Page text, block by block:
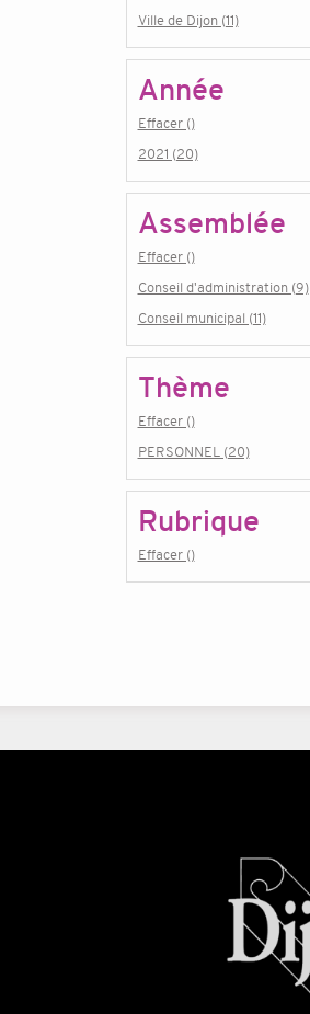
Ville de Dijon (11)
Année
Effacer ()
2021 (20)
Assemblée
Effacer ()
Conseil d'administration (9)
Conseil municipal (11)
Thème
Effacer ()
PERSONNEL (20)
Rubrique
Effacer ()